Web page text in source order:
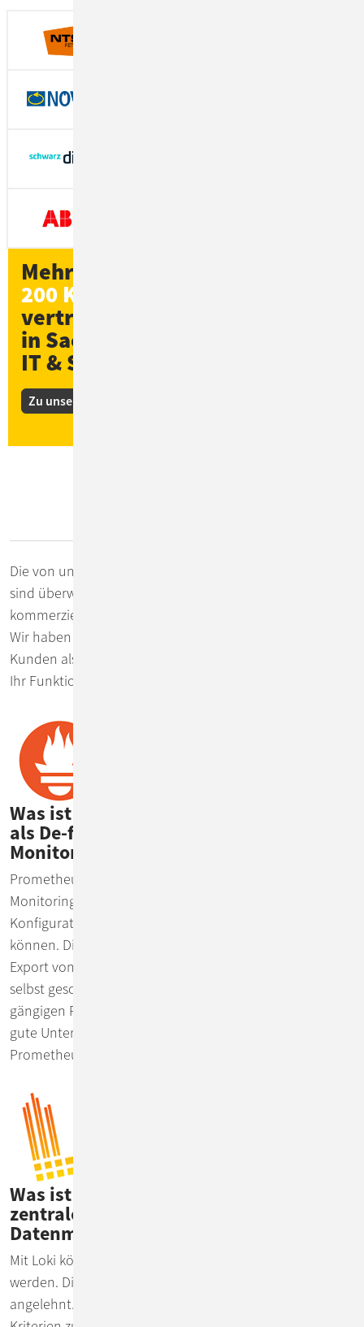
Mehr als
200 Kund*innen
vertrauen ConSol
in Sachen
IT & Software
Zu unseren Kunden-Stories
Die von uns favorisierten Applikationen für Observability
sind überwiegend Open-Source-Lösungen. Gegenüber
kommerziellen Lösungen gibt es hier keinerlei Nachteil.
Wir haben sie seit etlichen Jahren sowohl bei unseren
Kunden als auch bei uns selbst im produktiven Einsatz.
Ihr Funktionsumfang ist beachtlich.
Was ist Prometheus und warum gilt es
als De-facto-Standard für Cloud-native
Monitoring und Alerting?
Prometheus ist der De-facto-Standard für Cloud-native
Monitoring und Alerting. Es bietet eine einfache
Konfiguration, wo und wie Metriken gesammelt werden
können. Die meisten Anwendungen unterstützen den
Export von Metriken nach Prometheus. Und auch für
selbst geschriebene Applikationen gibt es für alle
gängigen Programmiersprachen und Frameworks sehr
gute Unterstützung des Exports von Metriken nach
Prometheus.
Was ist Loki und wie unterstützt es die
zentrale Analyse großer Log-
Datenmengen?
Mit Loki können Logs einfach importiert und indiziert
werden. Die Konfiguration ist an die von Prometheus
angelehnt. Das Ziel ist es, schnell Logs für bestimmte